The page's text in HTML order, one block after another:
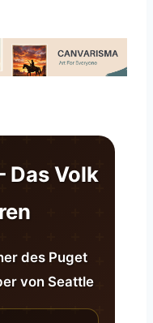
Das Volk
des Puget
von Seattle